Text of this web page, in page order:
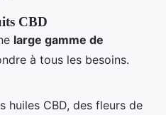
CBD
large gamme de
à tous les besoins.
huiles CBD, des fleurs de